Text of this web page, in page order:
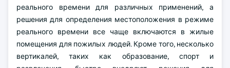
реального времени для различных применений, а
решения для определения местоположения в режиме
реального времени все чаще включаются в жилые
помещения для пожилых людей. Кроме того, несколько
вертикалей, таких как образование, спорт и